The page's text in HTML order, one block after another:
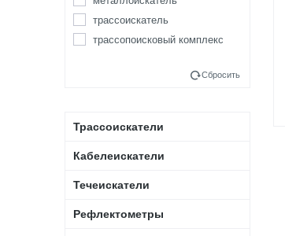
трассоискатель
трассопоисковый комплекс
Сбросить
Трассоискатели
Кабелеискатели
Течеискатели
Рефлектометры